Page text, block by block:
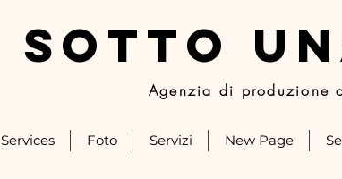
SOTTO
Agenzia di produzione
Services Foto Servizi New Page